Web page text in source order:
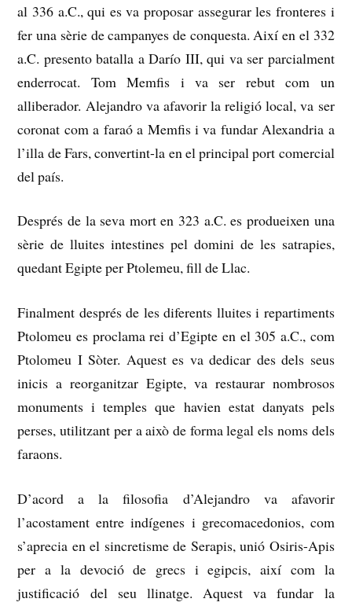
al 336 a.C., qui es va proposar assegurar les fronteres i
fer una sèrie de campanyes de conquesta. Així en el 332
a.C. presento batalla a Darío III, qui va ser parcialment
enderrocat. Tom Memfis i va ser rebut com un
alliberador. Alejandro va afavorir la religió local, va ser
coronat com a faraó a Memfis i va fundar Alexandria a
l’illa de Fars, convertint-la en el principal port comercial
del país.
Després de la seva mort en 323 a.C.es produeixen una
sèrie de lluites intestines pel domini de les satrapies,
quedant Egipte per Ptolemeu, fill de Llac.
Finalment després de les diferents lluites i repartiments
Ptolomeu es proclama rei d’Egipte en el 305 a.C., com
Ptolomeu I Sòter. Aquest es va dedicar des dels seus
inicis a reorganitzar Egipte, va restaurar nombrosos
monuments i temples que havien estat danyats pels
perses, utilitzant per a això de forma legal els noms dels
faraons.
D’acord a la filosofia d’Alejandro va afavorir
l’acostament entre indígenes i grecomacedonios, com
s’aprecia en el sincretisme de Serapis, unió Osiris-Apis
per a la devoció de grecs i egipcis, així com la
justificació del seu llinatge.Aquest va fundar la